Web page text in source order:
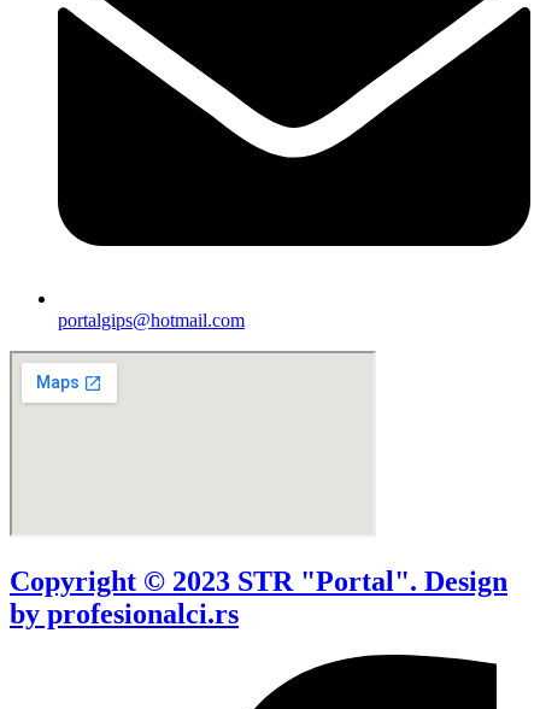
portalgips@hotmail.com
Copyright © 2023 STR "Portal". Design
by profesionalci.rs